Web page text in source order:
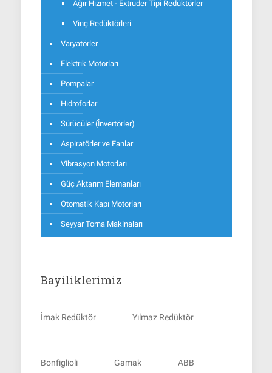
Ağır Hizmet - Extruder Tipi Redüktörler
Vinç Redüktörleri
Varyatörler
Elektrik Motorları
Pompalar
Hidroforlar
Sürücüler (İnvertörler)
Aspiratörler ve Fanlar
Vibrasyon Motorları
Güç Aktarım Elemanları
Otomatik Kapı Motorları
Seyyar Torna Makinaları
Bayiliklerimiz
İmak Redüktör Yılmaz Redüktör
Bonfiglioli Gamak ABB